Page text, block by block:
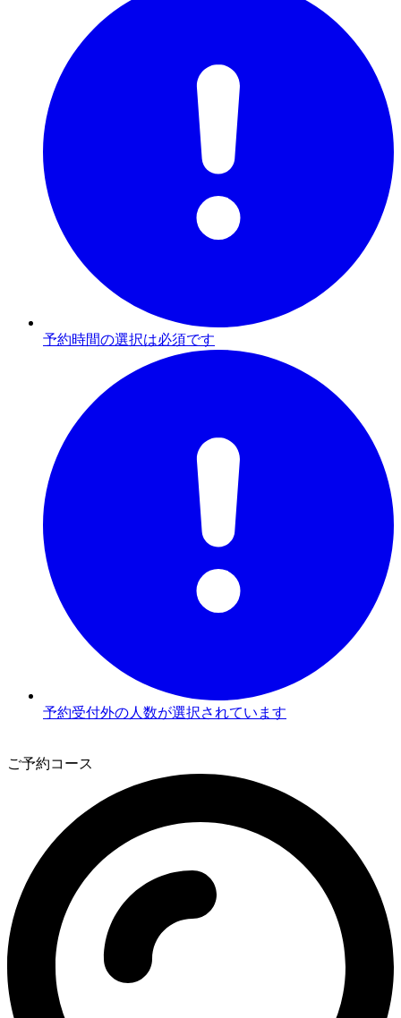
予約時間の選択は必須です
予約受付外の人数が選択されています
ご予約コース